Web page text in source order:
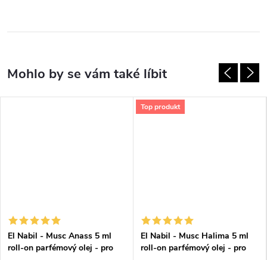
El Nabil - Musc Anass 5 ml
roll-on parfémový olej - pro
Top produkt
El Nabil - Musc Halima 5 ml
roll-on parfémový olej - pro